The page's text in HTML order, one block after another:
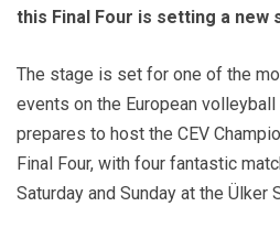
this Final Four is setting a new
The stage is set for one of the
events on the European
prepares to host the CEV
Final Four, with four fantastic
Saturday and Sunday at the Ülker